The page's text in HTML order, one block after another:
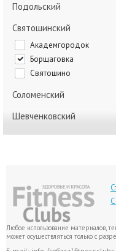
Подольский
Святошинский
Академгородок
Борщаговка
Святошино
Соломенский
Шевченковский
Любое использование материалов,
может осуществляться только с